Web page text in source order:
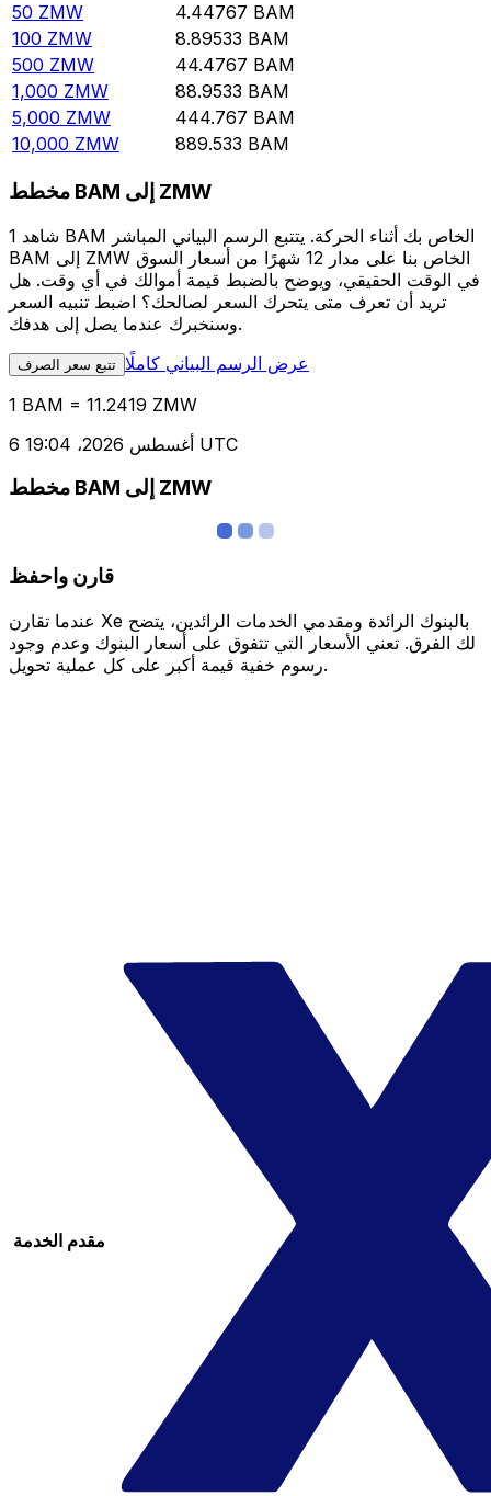
50 ZMW 4.44767 BAM
100 ZMW 8.89533 BAM
500 ZMW 44.4767 BAM
1,000 ZMW 88.9533 BAM
5,000 ZMW 444.767 BAM
10,000 ZMW 889.533 BAM
مخطط BAM إلى ZMW
شاهد 1 BAM الخاص بك أثناء الحركة. يتتبع الرسم البياني المباشر
BAM إلى ZMW الخاص بنا على مدار 12 شهرًا من أسعار السوق
في الوقت الحقيقي، ويوضح بالضبط قيمة أموالك في أي وقت. هل
تريد أن تعرف متى يتحرك السعر لصالحك؟ اضبط تنبيه السعر
وسنخبرك عندما يصل إلى هدفك.
تتبع سعر الصرف عرض الرسم البياني كاملًا
1 BAM = 11.2419 ZMW
6 أغسطس 2026، 19:04 UTC
مخطط BAM إلى ZMW
قارن واحفظ
عندما تقارن Xe بالبنوك الرائدة ومقدمي الخدمات الرائدين، يتضح
لك الفرق. تعني الأسعار التي تتفوق على أسعار البنوك وعدم وجود
رسوم خفية قيمة أكبر على كل عملية تحويل.
مقدم الخدمة